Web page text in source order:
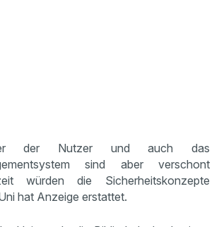
der Nutzer und auch das
sind aber verschont
würden die Sicherheitskonzepte
hat Anzeige erstattet.